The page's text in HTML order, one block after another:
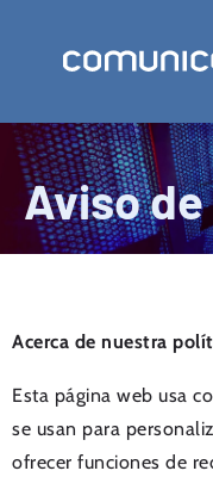
Aviso
Acerca de nuestra
Esta página web usa
se usan para
ofrecer funciones de